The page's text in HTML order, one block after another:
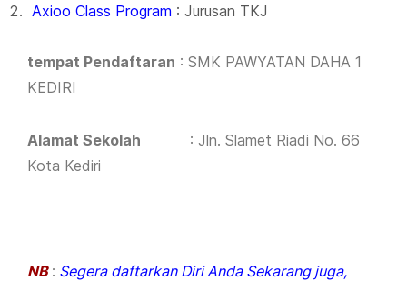
Axioo Class Program : Jurusan TKJ
tempat Pendaftaran : SMK PAWYATAN DAHA 1
KEDIRI
Alamat Sekolah
: Jln. Slamet Riadi No. 66
Kota Kediri
NB : Segera daftarkan Diri Anda Sekarang juga,